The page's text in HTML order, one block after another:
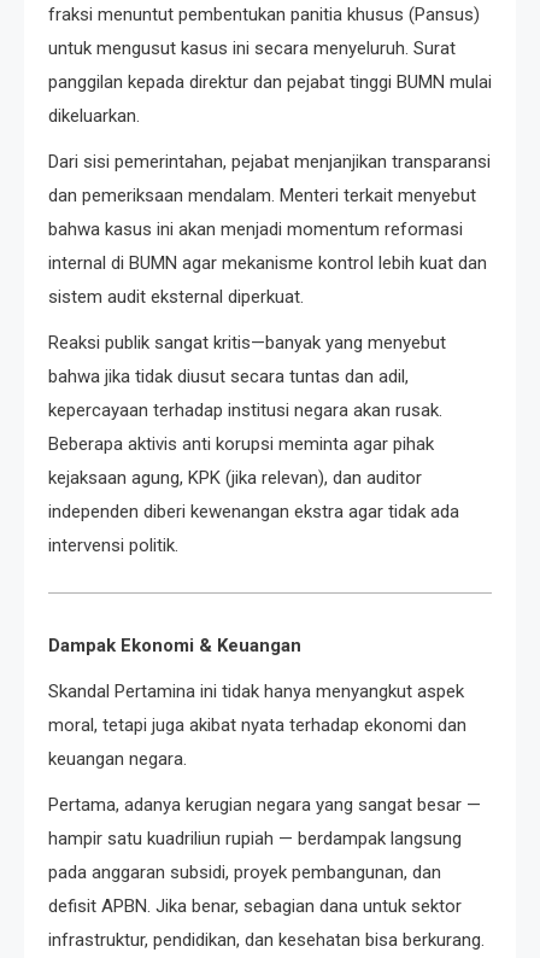
fraksi menuntut pembentukan panitia khusus (Pansus)
untuk mengusut kasus ini secara menyeluruh. Surat
panggilan kepada direktur dan pejabat tinggi BUMN mulai
dikeluarkan.
Dari sisi pemerintahan, pejabat menjanjikan transparansi
dan pemeriksaan mendalam. Menteri terkait menyebut
bahwa kasus ini akan menjadi momentum reformasi
internal di BUMN agar mekanisme kontrol lebih kuat dan
sistem audit eksternal diperkuat.
Reaksi publik sangat kritis—banyak yang menyebut
bahwa jika tidak diusut secara tuntas dan adil,
kepercayaan terhadap institusi negara akan rusak.
Beberapa aktivis anti korupsi meminta agar pihak
kejaksaan agung, KPK (jika relevan), dan auditor
independen diberi kewenangan ekstra agar tidak ada
intervensi politik.
Dampak Ekonomi & Keuangan
Skandal Pertamina ini tidak hanya menyangkut aspek
moral, tetapi juga akibat nyata terhadap ekonomi dan
keuangan negara.
Pertama, adanya kerugian negara yang sangat besar —
hampir satu kuadriliun rupiah — berdampak langsung
pada anggaran subsidi, proyek pembangunan, dan
defisit APBN. Jika benar, sebagian dana untuk sektor
infrastruktur, pendidikan, dan kesehatan bisa berkurang.